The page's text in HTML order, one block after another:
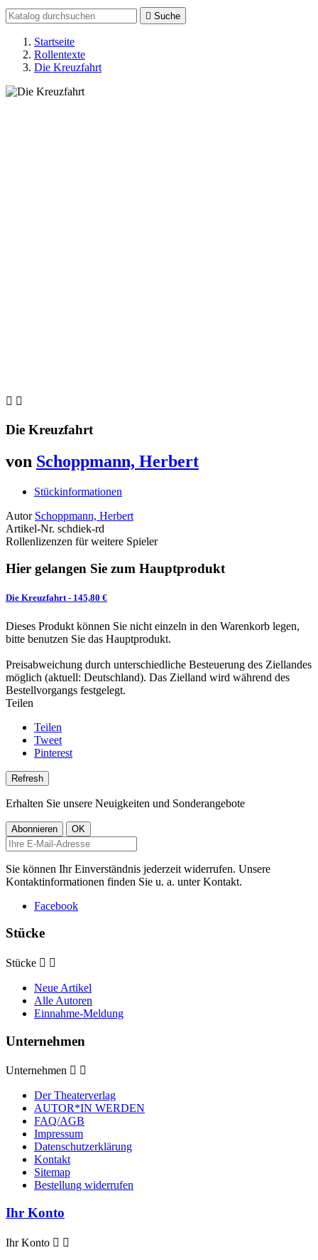
 Suche
Startseite
Rollentexte
Die Kreuzfahrt
 
Die Kreuzfahrt
von Schoppmann, Herbert
Stückinformationen
Autor Schoppmann, Herbert
Artikel-Nr. schdiek-rd
Rollenlizenzen für weitere Spieler
Hier gelangen Sie zum Hauptprodukt
Die Kreuzfahrt- 145,80 €
Dieses Produkt können Sie nicht einzeln in den Warenkorb legen,
bitte benutzen Sie das Hauptprodukt.
Preisabweichung durch unterschiedliche Besteuerung des Ziellandes
möglich (aktuell: Deutschland). Das Zielland wird während des
Bestellvorgangs festgelegt.
Teilen
Teilen
Tweet
Pinterest
Erhalten Sie unsere Neuigkeiten und Sonderangebote
Sie können Ihr Einverständnis jederzeit widerrufen. Unsere
Kontaktinformationen finden Sie u. a. unter Kontakt.
Facebook
Stücke
Stücke  
Neue Artikel
Alle Autoren
Einnahme-Meldung
Unternehmen
Unternehmen  
Der Theaterverlag
AUTOR*IN WERDEN
FAQ/AGB
Impressum
Datenschutzerklärung
Kontakt
Sitemap
Bestellung widerrufen
Ihr Konto
Ihr Konto  